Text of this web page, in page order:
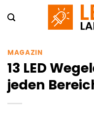
Inhalt
MAGAZIN
13 LED
jeden